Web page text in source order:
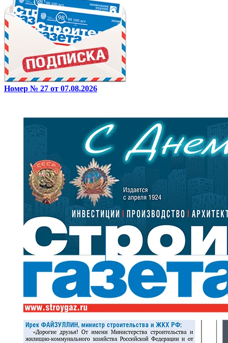
Номер № 27 от 07.08.2026